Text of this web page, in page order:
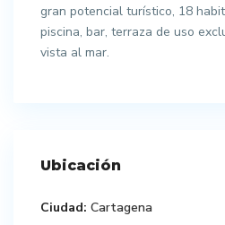
gran potencial turístico, 18
piscina, bar, terraza de uso
vista al mar.
Ubicación
Ciudad: Cartagena